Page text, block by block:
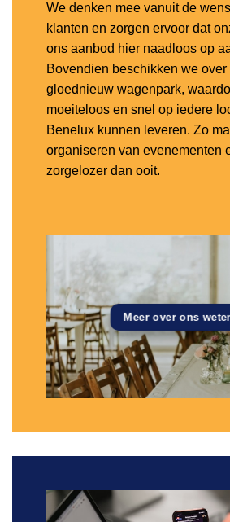
We denken mee vanuit de
klanten en zorgen ervoor dat
ons aanbod hier naadloos op
Bovendien beschikken we over
gloednieuw wagenpark,
moeiteloos en snel op iedere
Benelux kunnen leveren. Zo
organiseren van evenementen
zorgelozer dan ooit.
Meer over ons